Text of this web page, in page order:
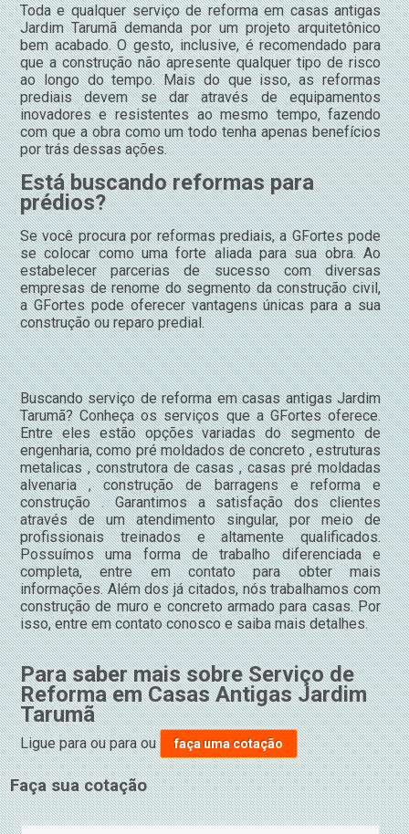
Toda e qualquer serviço de reforma em casas antigas
Jardim Tarumã demanda por um projeto arquitetônico
bem acabado. O gesto, inclusive, é recomendado para
que a construção não apresente qualquer tipo de risco
ao longo do tempo. Mais do que isso, as reformas
prediais devem se dar através de equipamentos
inovadores e resistentes ao mesmo tempo, fazendo
com que a obra como um todo tenha apenas benefícios
por trás dessas ações.
Está buscando reformas para
prédios?
Se você procura por reformas prediais, a GFortes pode
se colocar como uma forte aliada para sua obra. Ao
estabelecer parcerias de sucesso com diversas
empresas de renome do segmento da construção civil,
a GFortes pode oferecer vantagens únicas para a sua
construção ou reparo predial.
Buscando serviço de reforma em casas antigas Jardim
Tarumã? Conheça os serviços que a GFortes oferece.
Entre eles estão opções variadas do segmento de
engenharia, como pré moldados de concreto , estruturas
metalicas , construtora de casas , casas pré moldadas
alvenaria , construção de barragens e reforma e
construção . Garantimos a satisfação dos clientes
através de um atendimento singular, por meio de
profissionais treinados e altamente qualificados.
Possuímos uma forma de trabalho diferenciada e
completa, entre em contato para obter mais
informações. Além dos já citados, nós trabalhamos com
construção de muro e concreto armado para casas. Por
isso, entre em contato conosco e saiba mais detalhes.
Para saber mais sobre Serviço de
Reforma em Casas Antigas Jardim
Tarumã
Ligue paraou paraou faça uma cotação
Faça sua cotação